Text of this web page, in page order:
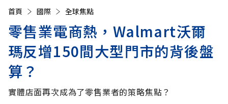
首頁 國際 全球焦點
零售業電商熱，Walmart沃爾
瑪反增150間大型門市的背後盤
算？
實體店面再次成為了零售業者的策略焦點？